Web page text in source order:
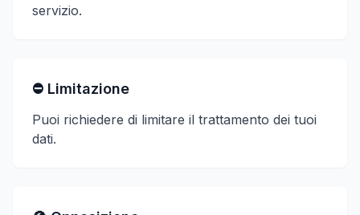
servizio.
⛔ Limitazione
Puoi richiedere di limitare il trattamento dei tuoi
dati.